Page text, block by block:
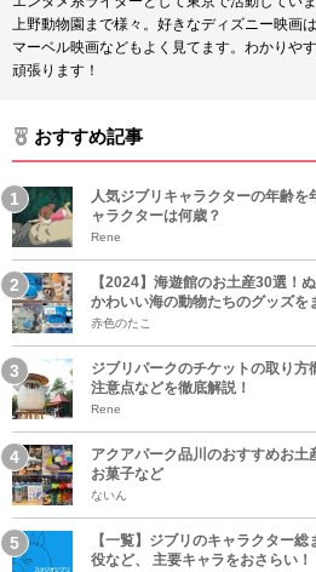
上野動物園まで様々。好きなディズニー映画
マーベル映画などもよく見てます。わかりや
頑張ります！
おすすめ記事
人気ジブリキャラクターの年齢
ャラクターは何歳？
Rene
【2024】海遊館のお土産30選！
かわいい海の動物たちのグッズを
赤色のたこ
ジブリパークのチケットの取り方
注意点などを徹底解説！
Rene
アクアパーク品川のおすすめお
お菓子など
ないん
【一覧】ジブリのキャラクター
役など、 主要キャラをおさらい！